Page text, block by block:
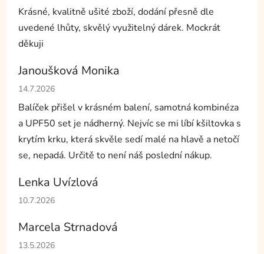
Krásné, kvalitně ušité zboží, dodání přesně dle
uvedené lhůty, skvělý využitelný dárek. Mockrát
děkuji
Janoušková Monika
Hodnocení obchodu je 5 z 5 hvězdiček.
14.7.2026
Balíček přišel v krásném balení, samotná kombinéza
a UPF50 set je nádherný. Nejvíc se mi líbí kšiltovka s
krytím krku, která skvěle sedí malé na hlavě a netočí
se, nepadá. Určitě to není náš poslední nákup.
Lenka Uvízlová
Hodnocení obchodu je 5 z 5 hvězdiček.
10.7.2026
Marcela Strnadová
Hodnocení obchodu je 5 z 5 hvězdiček.
13.5.2026